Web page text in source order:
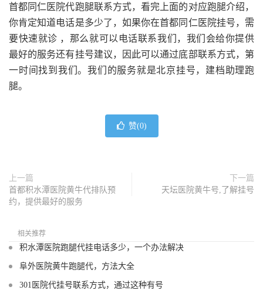
首都同仁医院代跑腿联系方式，看完上面的对应跑腿介绍，
你肯定知道电话是多少了，如果你在首都同仁医院挂号，需
要快速就诊 ，那么就可以电话联系我们，我们会给你提供
最好的服务还有挂号建议，因此可以通过底部联系方式，第
一时间找到我们。我们的服务就是北京挂号，建档助理跑
腿。
赞(0)
上一篇
首都积水潭医院黄牛代排队预
约，提供最好的服务
下一篇
天坛医院黄牛号,了解挂号
相关推荐
积水潭医院跑腿代挂电话多少，一个办法解决
阜外医院黄牛跑腿代，方法大全
301医院代挂号联系方式，通过这种有号